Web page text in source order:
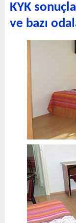
KYK
ve bazı